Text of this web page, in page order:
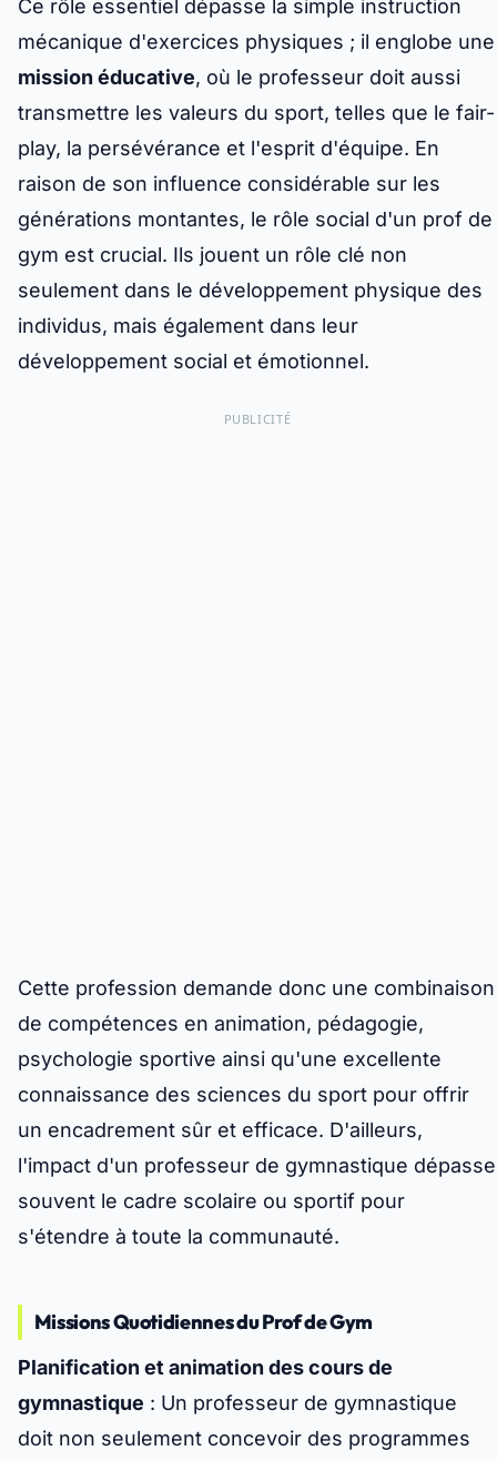
Ce rôle essentiel dépasse la simple instruction
mécanique d'exercices physiques ; il englobe une
mission éducative, où le professeur doit aussi
transmettre les valeurs du sport, telles que le fair-
play, la persévérance et l'esprit d'équipe. En
raison de son influence considérable sur les
générations montantes, le rôle social d'un prof de
gym est crucial. Ils jouent un rôle clé non
seulement dans le développement physique des
individus, mais également dans leur
développement social et émotionnel.
PUBLICITÉ
Cette profession demande donc une combinaison
de compétences en animation, pédagogie,
psychologie sportive ainsi qu'une excellente
connaissance des sciences du sport pour offrir
un encadrement sûr et efficace. D'ailleurs,
l'impact d'un professeur de gymnastique dépasse
souvent le cadre scolaire ou sportif pour
s'étendre à toute la communauté.
Missions Quotidiennes du Prof de Gym
Planification et animation des cours de
gymnastique : Un professeur de gymnastique
doit non seulement concevoir des programmes